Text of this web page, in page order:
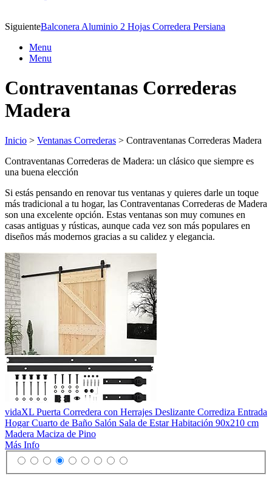
SiguienteBalconera Aluminio 2 Hojas Corredera Persiana
Menu
Menu
Contraventanas Correderas
Madera
Inicio > Ventanas Correderas > Contraventanas Correderas Madera
Contraventanas Correderas de Madera: un clásico que siempre es
una buena elección
Si estás pensando en renovar tus ventanas y quieres darle un toque
más tradicional a tu hogar, las Contraventanas Correderas de Madera
son una excelente opción. Estas ventanas son muy comunes en
casas antiguas y rústicas, aunque cada vez son más populares en
diseños más modernos gracias a su calidez y elegancia.
vidaXL Puerta Corredera con Herrajes Deslizante Corrediza Entrada
Hogar Cuarto de Baño Salón Sala de Estar Habitación 90x210 cm
Madera Maciza de Pino
Más Info